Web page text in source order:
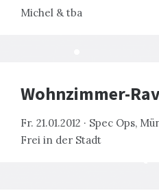
Michel & tba
Wohnzimmer-
Fr. 21.01.2012 · Spec Ops,
Frei in der Stadt